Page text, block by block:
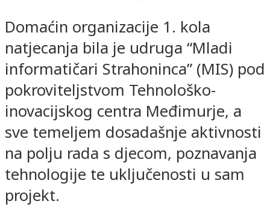
Domaćin organizacije 1. kola
natjecanja bila je udruga “Mladi
informatičari Strahoninca” (MIS) pod
pokroviteljstvom Tehnološko-
inovacijskog centra Međimurje, a
sve temeljem dosadašnje aktivnosti
na polju rada s djecom, poznavanja
tehnologije te uključenosti u sam
projekt.